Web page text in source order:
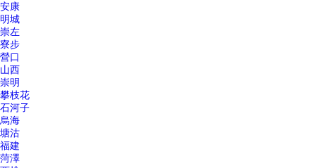
安康
明城
崇左
寮步
營口
山西
崇明
攀枝花
石河子
烏海
塘沽
福建
菏澤